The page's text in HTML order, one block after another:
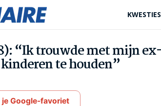
KWESTIES
“Ik trouwde met mijn
te houden”
je Google-favoriet